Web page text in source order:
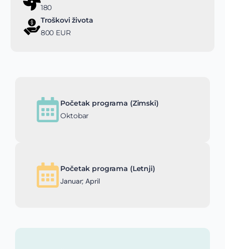
180
Troškovi života
800 EUR
Početak programa (Zimski)
Oktobar
Početak programa (Letnji)
Januar; April